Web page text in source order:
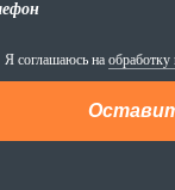
Я соглашаюсь на